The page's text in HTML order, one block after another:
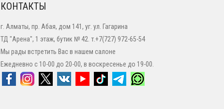
КОНТАКТЫ
г. Алматы, пр. Абая, дом 141, уг. ул. Гагарина
ТД "Арена", 1 этаж, бутик № 42. т.+7(727) 972-65-54
Мы рады встретить Вас в нашем салоне
Ежедневно с 10-00 до 20-00, в воскресенье до 19-00.